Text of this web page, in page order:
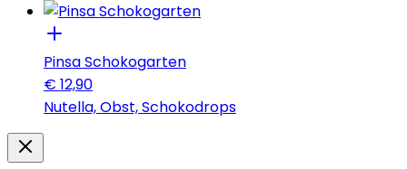
Pinsa Schokogarten
€ 12,90
Nutella, Obst, Schokodrops